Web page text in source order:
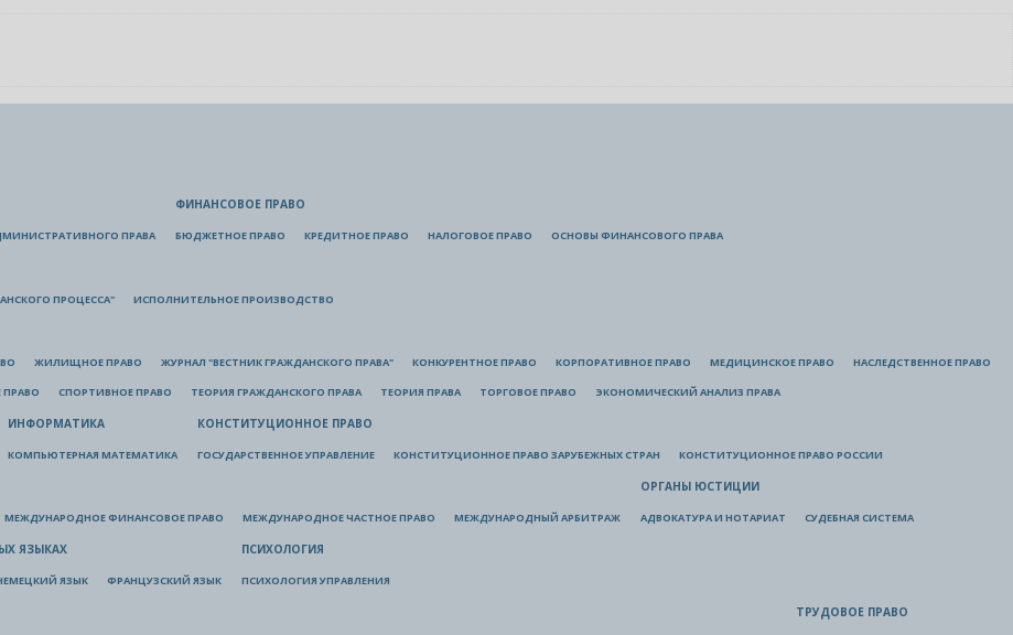
ПРАВА
ФИНАНСОВОЕ ПРАВО
БЮДЖЕТНОЕ ПРАВО КРЕДИТНОЕ ПРАВО НАЛОГОВОЕ ПРАВО ОСНОВЫ ФИНАНСОВОГО ПРАВА
ПРОЦЕССА" ИСПОЛНИТЕЛЬНОЕ ПРОИЗВОДСТВО
ЖИЛИЩНОЕ ПРАВО ЖУРНАЛ "ВЕСТНИК ГРАЖДАНСКОГО ПРАВА" КОНКУРЕНТНОЕ ПРАВО КОРПОРАТИВНОЕ ПРАВО МЕДИЦИНСКОЕ ПРАВО НАСЛЕДСТВЕННОЕ ПРАВО
ПРАВО СПОРТИВНОЕ ПРАВО ТЕОРИЯ ГРАЖДАНСКОГО ПРАВА ТЕОРИЯ ПРАВА ТОРГОВОЕ ПРАВО ЭКОНОМИЧЕСКИЙ АНАЛИЗ ПРАВА
ИНФОРМАТИКА
КОМПЬЮТЕРНАЯ МАТЕМАТИКА
КОНСТИТУЦИОННОЕ ПРАВО
ГОСУДАРСТВЕННОЕ УПРАВЛЕНИЕ КОНСТИТУЦИОННОЕ ПРАВО ЗАРУБЕЖНЫХ СТРАН КОНСТИТУЦИОННОЕ ПРАВО РОССИИ
МЕЖДУНАРОДНОЕ ФИНАНСОВОЕ ПРАВО МЕЖДУНАРОДНОЕ ЧАСТНОЕ ПРАВО МЕЖДУНАРОДНЫЙ АРБИТРАЖ
ОРГАНЫ ЮСТИЦИИ
АДВОКАТУРА И НОТАРИАТ СУДЕБНАЯ СИСТЕМА
ЯЗЫКАХ
ЯЗЫК ФРАНЦУЗСКИЙ ЯЗЫК
ПСИХОЛОГИЯ
ПСИХОЛОГИЯ УПРАВЛЕНИЯ
ТРУДОВОЕ ПРАВО